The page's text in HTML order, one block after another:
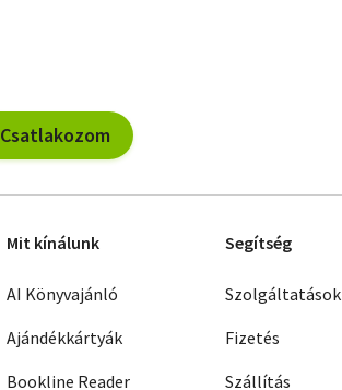
Csatlakozom
Mit kínálunk
AI Könyvajánló
Ajándékkártyák
Bookline Reader
Segítség
Szolgáltatások
Fizetés
Szállítás